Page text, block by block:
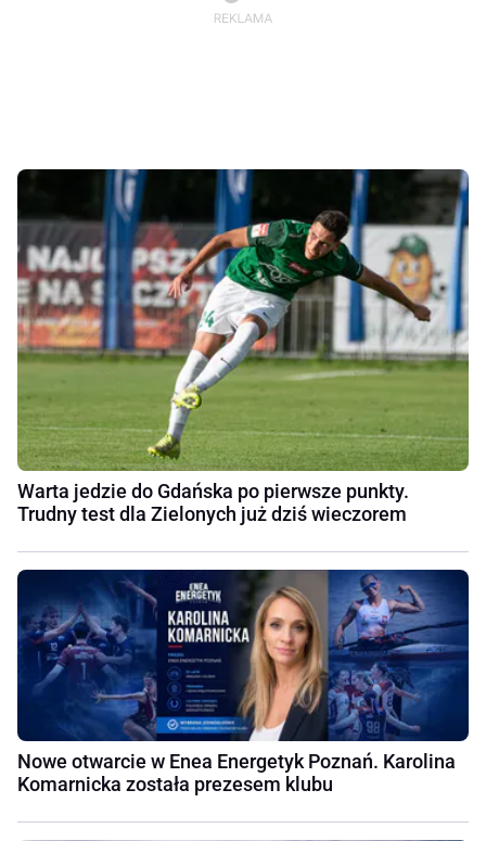
Warta jedzie do Gdańska po pierwsze punkty.
Trudny test dla Zielonych już dziś wieczorem
Nowe otwarcie w Enea Energetyk Poznań. Karolina
Komarnicka została prezesem klubu